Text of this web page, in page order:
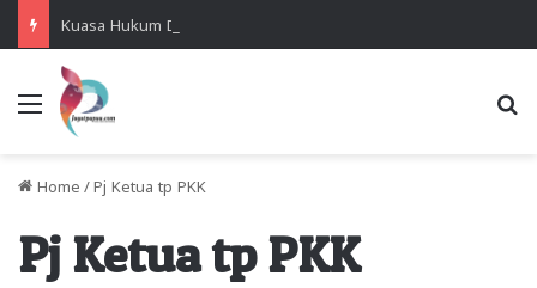
Menu
Home / Pj Ketua tp PKK
Pj Ketua tp PKK